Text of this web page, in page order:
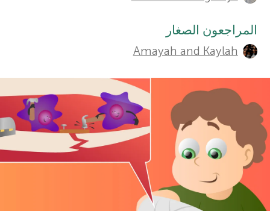
r
s
o
r
Y
o
n
d
r
المراجعون الصغار
Amayah and Kaylah